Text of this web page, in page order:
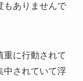
もありませんで
重に行動されて
中されていて浮